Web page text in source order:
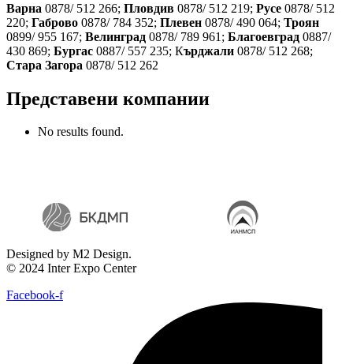
Варна 0878/ 512 266; Пловдив 0878/ 512 219; Русе 0878/ 512
220; Габрово 0878/ 784 352; Плевен 0878/ 490 064; Троян
0899/ 955 167; Велинград 0878/ 789 961; Благоевград 0887/
430 869; Бургас 0887/ 557 235; Кърджали 0878/ 512 268;
Стара Загора 0878/ 512 262
Представени компании
No results found.
Designed by M2 Design.
© 2024 Inter Expo Center
Facebook-f